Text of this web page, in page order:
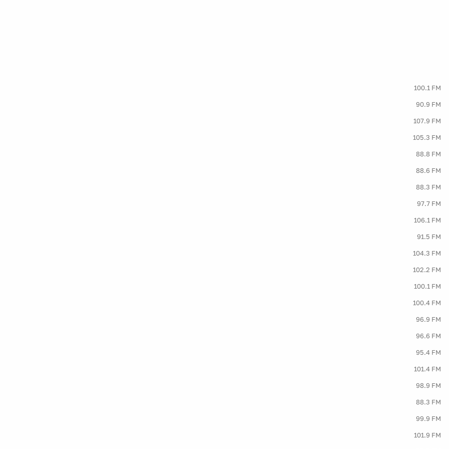
100.1 FM
90.9 FM
107.9 FM
105.3 FM
88.8 FM
88.6 FM
88.3 FM
97.7 FM
106.1 FM
91.5 FM
104.3 FM
102.2 FM
100.1 FM
100.4 FM
96.9 FM
96.6 FM
95.4 FM
101.4 FM
98.9 FM
88.3 FM
99.9 FM
101.9 FM